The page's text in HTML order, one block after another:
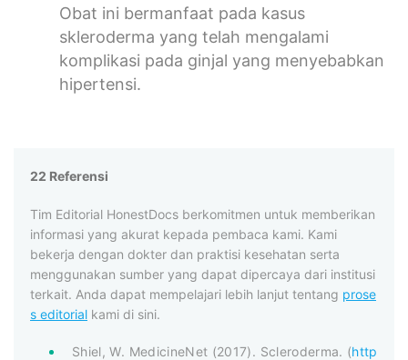
Obat ini bermanfaat pada kasus
skleroderma yang telah mengalami
komplikasi pada ginjal yang menyebabkan
hipertensi.
22 Referensi
Tim Editorial HonestDocs berkomitmen untuk memberikan
informasi yang akurat kepada pembaca kami. Kami
bekerja dengan dokter dan praktisi kesehatan serta
menggunakan sumber yang dapat dipercaya dari institusi
terkait. Anda dapat mempelajari lebih lanjut tentang prose
s editorial kami di sini.
Shiel, W. MedicineNet (2017). Scleroderma. (http